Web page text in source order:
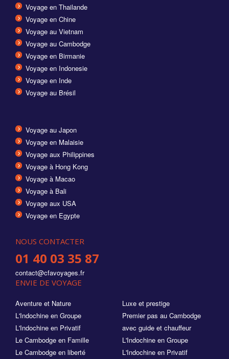
Voyage en Thailande
Voyage en Chine
Voyage au Vietnam
Voyage au Cambodge
Voyage en Birmanie
Voyage en Indonesie
Voyage en Inde
Voyage au Brésil
Voyage au Japon
Voyage en Malaisie
Voyage aux Philippines
Voyage à Hong Kong
Voyage à Macao
Voyage à Bali
Voyage aux USA
Voyage en Egypte
NOUS CONTACTER
01 40 03 35 87
contact@cfavoyages.fr
ENVIE DE VOYAGE
Aventure et Nature
L'Indochine en Groupe
L'Indochine en Privatif
Le Cambodge en Famille
Le Cambodge en liberté
Luxe et prestige
Premier pas au Cambodge
avec guide et chauffeur
L'Indochine en Groupe
L'Indochine en Privatif